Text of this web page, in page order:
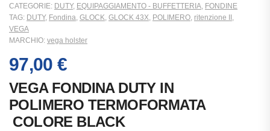
CATEGORIE: DUTY, EQUIPAGGIAMENTO - BUFFETTERIA, FONDINE
TAG: DUTY, Fondina, GLOCK, GLOCK 43X, POLIMERO, ritenzione II ,
VEGA
MARCHIO: vega holster
97,00 €
VEGA FONDINA DUTY IN
POLIMERO TERMOFORMATA
COLORE BLACK